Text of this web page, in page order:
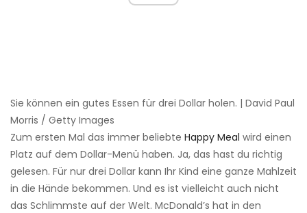
Sie können ein gutes Essen für drei Dollar holen. | David Paul
Morris / Getty Images
Zum ersten Mal das immer beliebte Happy Meal wird einen
Platz auf dem Dollar-Menü haben. Ja, das hast du richtig
gelesen. Für nur drei Dollar kann Ihr Kind eine ganze Mahlzeit
in die Hände bekommen. Und es ist vielleicht auch nicht
das Schlimmste auf der Welt. McDonald’s hat in den